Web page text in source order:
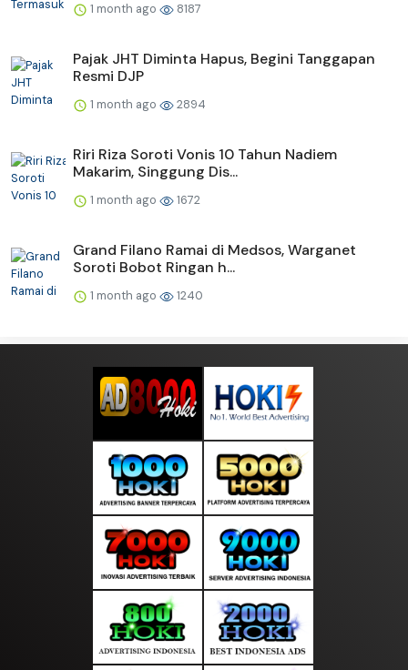
1 month ago 8187
Pajak JHT Diminta Hapus, Begini Tanggapan
Resmi DJP
1 month ago 2894
Riri Riza Soroti Vonis 10 Tahun Nadiem
Makarim, Singgung Dis...
1 month ago 1672
Grand Filano Ramai di Medsos, Warganet
Soroti Bobot Ringan h...
1 month ago 1240